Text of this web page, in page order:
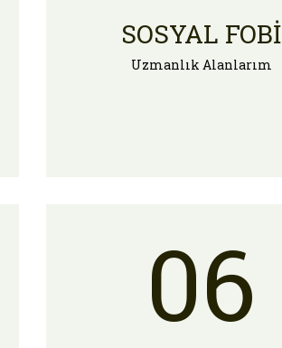
SOSYAL FOBI
Uzmanlık Alanlarım
06